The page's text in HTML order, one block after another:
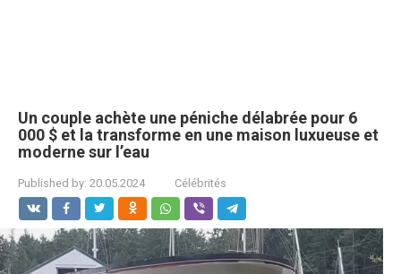
Un couple achète une péniche délabrée pour 6
000 $ et la transforme en une maison luxueuse et
moderne sur l’eau
Published by: 20.05.2024 Célébrités